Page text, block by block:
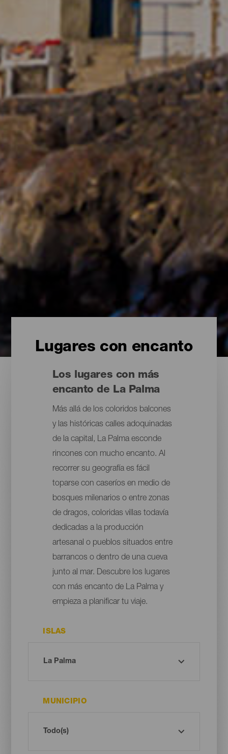
Lugares con encanto
Los lugares con más
encanto de La Palma
Más allá de los coloridos balcones
y las históricas calles adoquinadas
de la capital, La Palma esconde
rincones con mucho encanto. Al
recorrer su geografía es fácil
toparse con caseríos en medio de
bosques milenarios o entre zonas
de dragos, coloridas villas todavía
dedicadas a la producción
artesanal o pueblos situados entre
barrancos o dentro de una cueva
junto al mar. Descubre los lugares
con más encanto de La Palma y
empieza a planificar tu viaje.
ISLAS
MUNICIPIO